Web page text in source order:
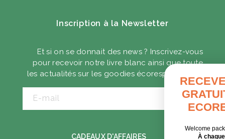
Inscription à la Newsletter
Et si on se donnait des news ? Inscrivez-vous
pour recevoir notre livre blanc ainsi que toute
les actualités sur les goodies écoresponsables.
E-mail
CADEAUX D'AFFAIRES
RECEVEZ VOTRE
GRATUIT DES
Welcome pack, séminaire, cadeaux
À chaque contexte, ses